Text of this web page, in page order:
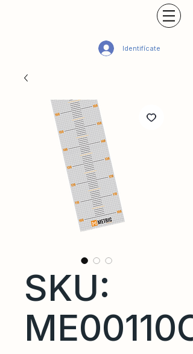
Identifícate
SKU: